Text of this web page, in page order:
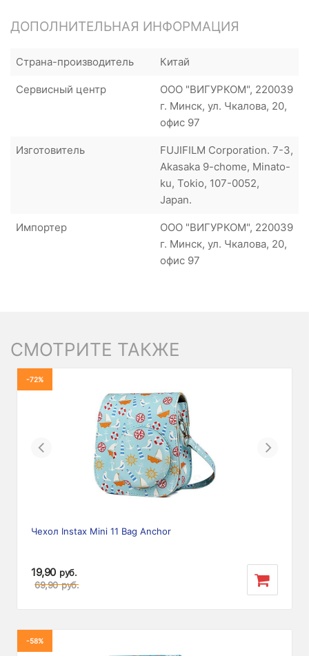
ДОПОЛНИТЕЛЬНАЯ ИНФОРМАЦИЯ
Страна-производитель Китай
Сервисный центр
ООО "ВИГУРКОМ", 220039
г. Минск, ул. Чкалова, 20,
офис 97
Изготовитель
FUJIFILM Corporation. 7-3,
Akasaka 9-chome, Minato-
ku, Tokio, 107-0052,
Japan.
Импортер
ООО "ВИГУРКОМ", 220039
г. Минск, ул. Чкалова, 20,
офис 97
СМОТРИТЕ ТАКЖЕ
-72%
Previous Next
Чехол Instax Mini 11 Bag Anchor
19,90 руб.
69,90 руб.
-58%